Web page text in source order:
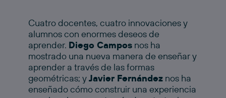
Cuatro docentes, cuatro innovaciones y
alumnos con enormes deseos de
aprender. Diego Campos nos ha
mostrado una nueva manera de enseñar y
aprender a través de las formas
geométricas; yJavier Fernández nos ha
enseñado cómo construir una experiencia